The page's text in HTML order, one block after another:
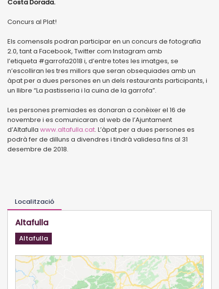
Costa Dorada.
Concurs al Plat!
Els comensals podran participar en un concurs de fotografia
2.0, tant a Facebook, Twitter com Instagram amb
l’etiqueta #garrofa2018 i, d’entre totes les imatges, se
n’escolliran les tres millors que seran obsequiades amb un
àpat per a dues persones en un dels restaurants participants, i
un llibre “La pastisseria i la cuina de la garrofa”.
Les persones premiades es donaran a conèixer el 16 de
novembre i es comunicaran al web de l’Ajuntament
d’Altafulla www.altafulla.cat. L’àpat per a dues persones es
podrà fer de dilluns a divendres i tindrà validesa fins al 31
desembre de 2018.
Localització
Altafulla
Altafulla